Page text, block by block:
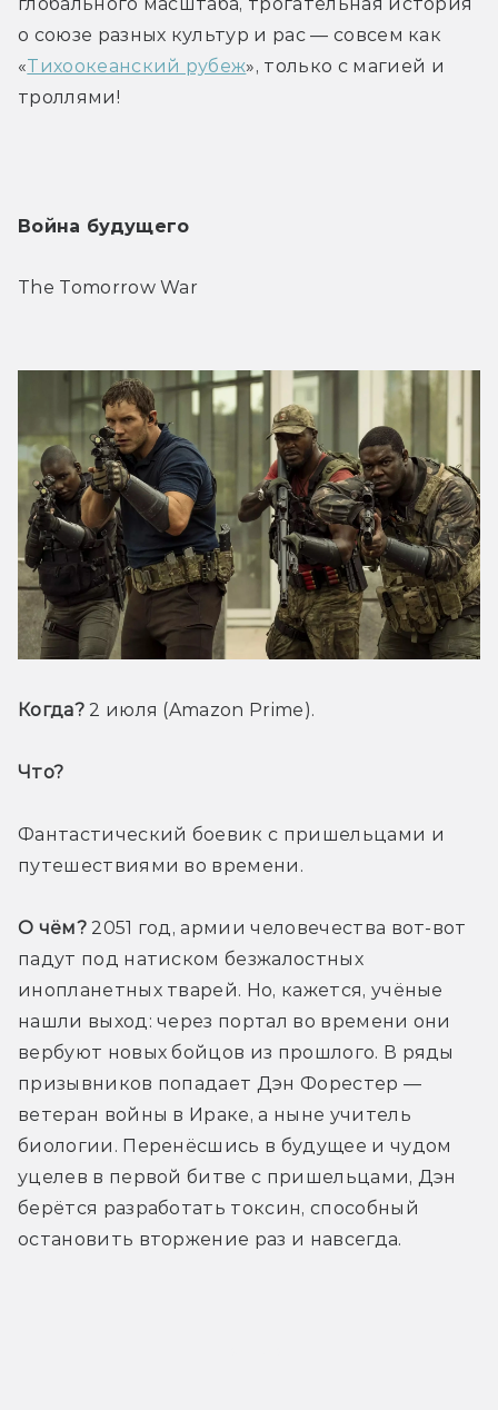
о союзе разных культур и рас — совсем как
«Тихоокеанский рубеж», только с магией и
троллями!
Война будущего
The Tomorrow War
Когда? 2 июля (Amazon Prime).
Что?
Фантастический боевик с пришельцами и
путешествиями во времени.
О чём? 2051 год, армии человечества вот-вот
падут под натиском безжалостных
инопланетных тварей. Но, кажется, учёные
нашли выход: через портал во времени они
вербуют новых бойцов из прошлого. В ряды
призывников попадает Дэн Форестер —
ветеран войны в Ираке, а ныне учитель
биологии. Перенёсшись в будущее и чудом
уцелев в первой битве с пришельцами, Дэн
берётся разработать токсин, способный
остановить вторжение раз и навсегда.